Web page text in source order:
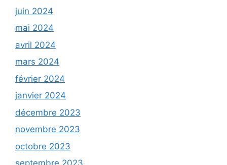
juin 2024
mai 2024
avril 2024
mars 2024
février 2024
janvier 2024
décembre 2023
novembre 2023
octobre 2023